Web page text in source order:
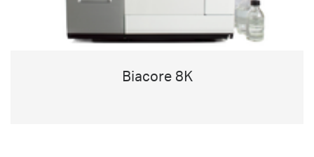
Biacore 8K